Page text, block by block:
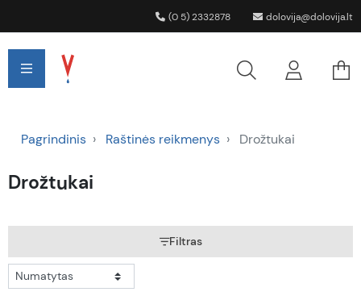
(0 5) 2332878 dolovija@dolovija.lt
Pagrindinis Raštinės reikmenys Drožtukai
Drožtukai
Filtras